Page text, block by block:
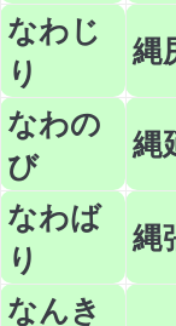
なわじ
り
縄
なわの
び
縄
なわば
り
縄
なんき